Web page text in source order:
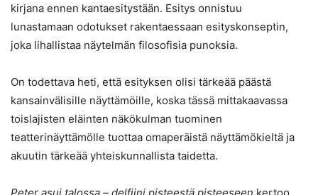
kirjana ennen kantaesitystään. Esitys onnistuu
lunastamaan odotukset rakentaessaan esityskonseptin,
joka lihallistaa näytelmän filosofisia punoksia.
On todettava heti, että esityksen olisi tärkeää päästä
kansainvälisille näyttämöille, koska tässä mittakaavassa
toislajisten eläinten näkökulman tuominen
teatterinäyttämölle tuottaa omaperäistä näyttämökieltä ja
akuutin tärkeää yhteiskunnallista taidetta.
Peter asui talossa – delfiini pisteestä pisteeseen kertoo